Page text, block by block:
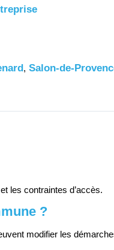
,Salon-de-
les contraintes d’accès.
?
modifier les